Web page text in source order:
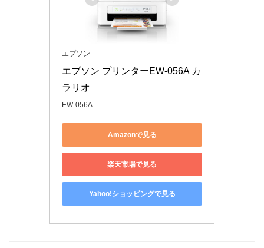
エプソン
エプソン プリンターEW-056A カ
ラリオ
EW-056A
Amazonで見る
楽天市場で見る
Yahoo!ショッピングで見る